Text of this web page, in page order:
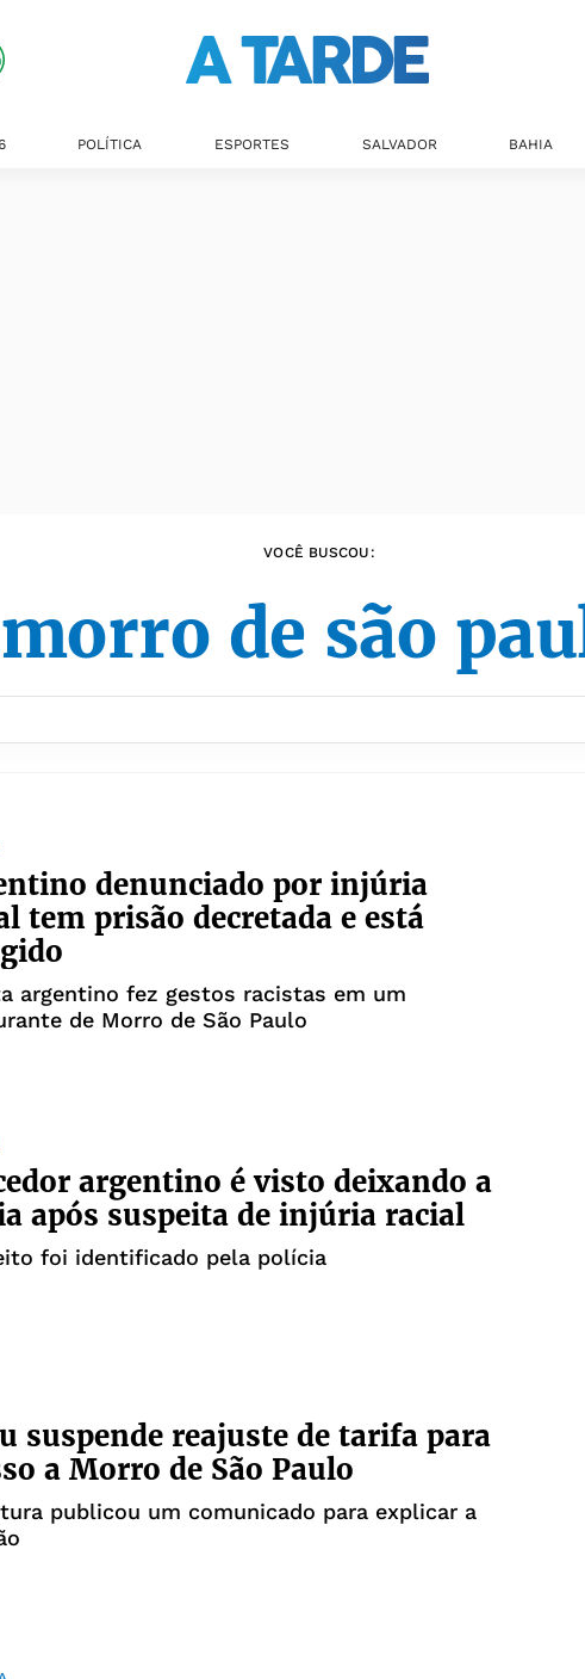
POLÍTICA ESPORTES SALVADOR BAHIA
VOCÊ BUSCOU:
de são
denunciado por injúria
tem prisão decretada e está
argentino fez gestos racistas em um
de Morro de São Paulo
argentino é visto deixando a
após suspeita de injúria racial
foi identificado pela polícia
suspende reajuste de tarifa para
a Morro de São Paulo
publicou um comunicado para explicar a